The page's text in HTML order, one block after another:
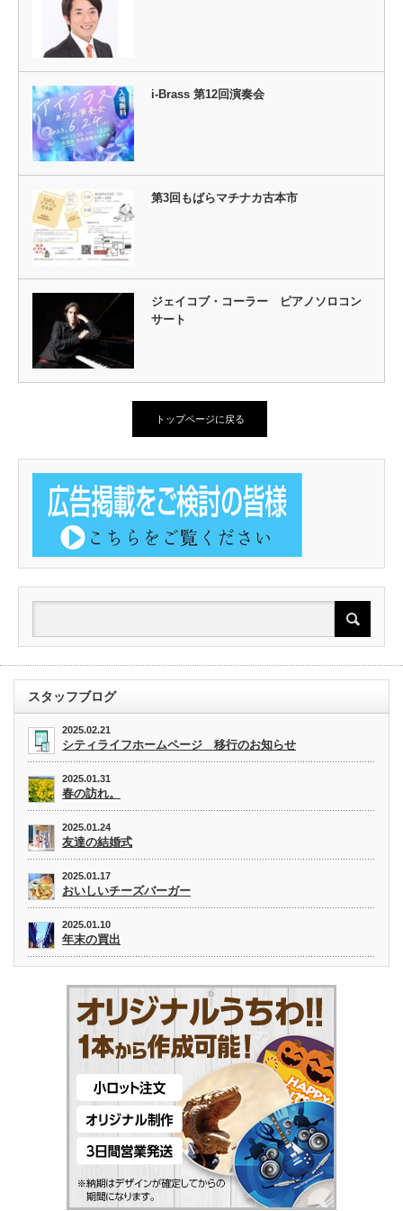
i-Brass 第12回演奏会
第3回もばらマチナカ古本市
ジェイコブ・コーラー ピアノソロコン
サート
トップページに戻る
スタッフブログ
2025.02.21
シティライフホームページ 移行のお知らせ
2025.01.31
春の訪れ。
2025.01.24
友達の結婚式
2025.01.17
おいしいチーズバーガー
2025.01.10
年末の買出